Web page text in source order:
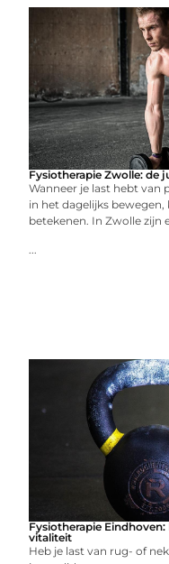
Fysiotherapie Zwolle: de
Wanneer je last hebt van
in het dagelijks
betekenen. In Zwolle zijn
...
Fysiotherapie
vitaliteit
Heb je last van rug- of